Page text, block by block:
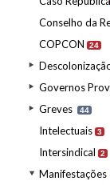
Conselho da
COPCON 24
Governos
Greves 44
Intelectuais 3
Intersindical 2
Manifestações